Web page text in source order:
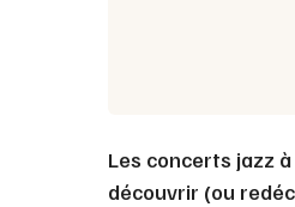
Les concerts jazz à
découvrir (ou